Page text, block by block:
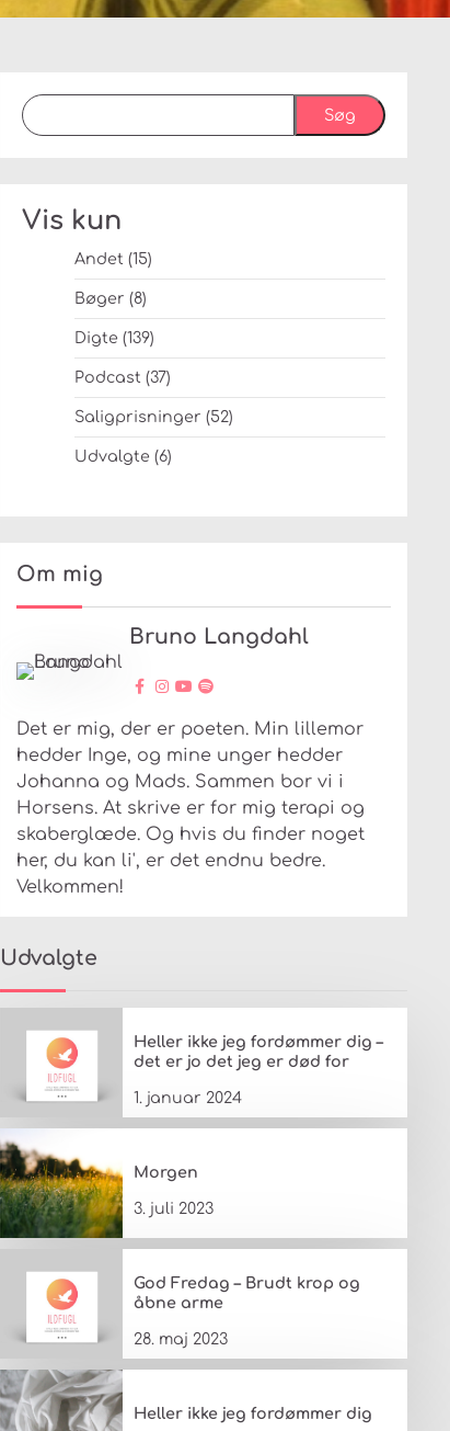
Søg
Vis kun
Andet (15)
Bøger (8)
Digte (139)
Podcast (37)
Saligprisninger (52)
Udvalgte (6)
Om mig
Bruno Langdahl
Det er mig, der er poeten. Min lillemor
hedder Inge, og mine unger hedder
Johanna og Mads. Sammen bor vi i
Horsens. At skrive er for mig terapi og
skaberglæde. Og hvis du finder noget
her, du kan li', er det endnu bedre.
Velkommen!
Udvalgte
Heller ikke jeg fordømmer dig –
det er jo det jeg er død for
1. januar 2024
Morgen
3. juli 2023
God Fredag – Brudt krop og
åbne arme
28. maj 2023
Heller ikke jeg fordømmer dig